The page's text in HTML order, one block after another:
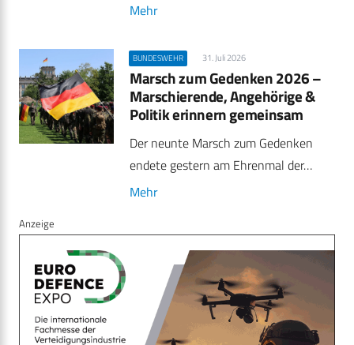
Mehr
BUNDESWEHR 31. Juli 2026
Marsch zum Gedenken 2026 –
Marschierende, Angehörige &
Politik erinnern gemeinsam
Der neunte Marsch zum Gedenken
endete gestern am Ehrenmal der…
Mehr
Anzeige